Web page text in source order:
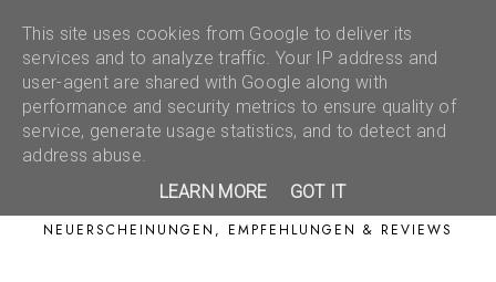
NEUERSCHEINUNGEN, EMPFEHLUNGEN & REVIEWS
This site uses cookies from Google to deliver its
services and to analyze traffic. Your IP address and
user-agent are shared with Google along with
performance and security metrics to ensure quality of
service, generate usage statistics, and to detect and
address abuse.
LEARN MORE
GOT IT